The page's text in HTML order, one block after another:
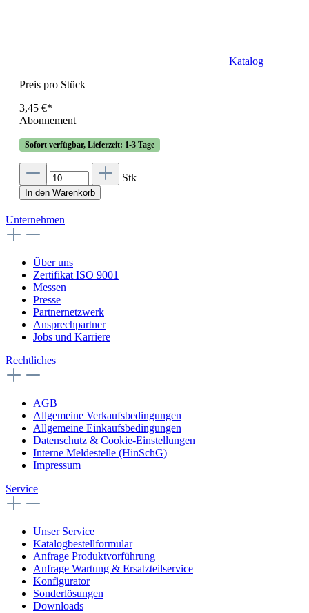
Katalog
Preis pro Stück
3,45 €*
Abonnement
Sofort verfügbar, Lieferzeit: 1-3 Tage
Stk
In den Warenkorb
Unternehmen
Über uns
Zertifikat ISO 9001
Messen
Presse
Partnernetzwerk
Ansprechpartner
Jobs und Karriere
Rechtliches
AGB
Allgemeine Verkaufsbedingungen
Allgemeine Einkaufsbedingungen
Datenschutz & Cookie-Einstellungen
Interne Meldestelle (HinSchG)
Impressum
Service
Unser Service
Katalogbestellformular
Anfrage Produktvorführung
Anfrage Wartung & Ersatzteilservice
Konfigurator
Sonderlösungen
Downloads